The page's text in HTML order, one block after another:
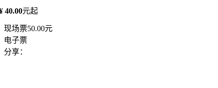
40.00元起
现场票50.00元
电子票
分享：